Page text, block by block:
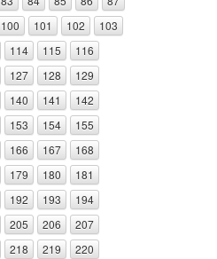
100 101 102
103
114 115
116
127 128
129
140 141
142
153 154
155
166 167
168
179 180
181
192 193
194
205 206
207
218 219
220